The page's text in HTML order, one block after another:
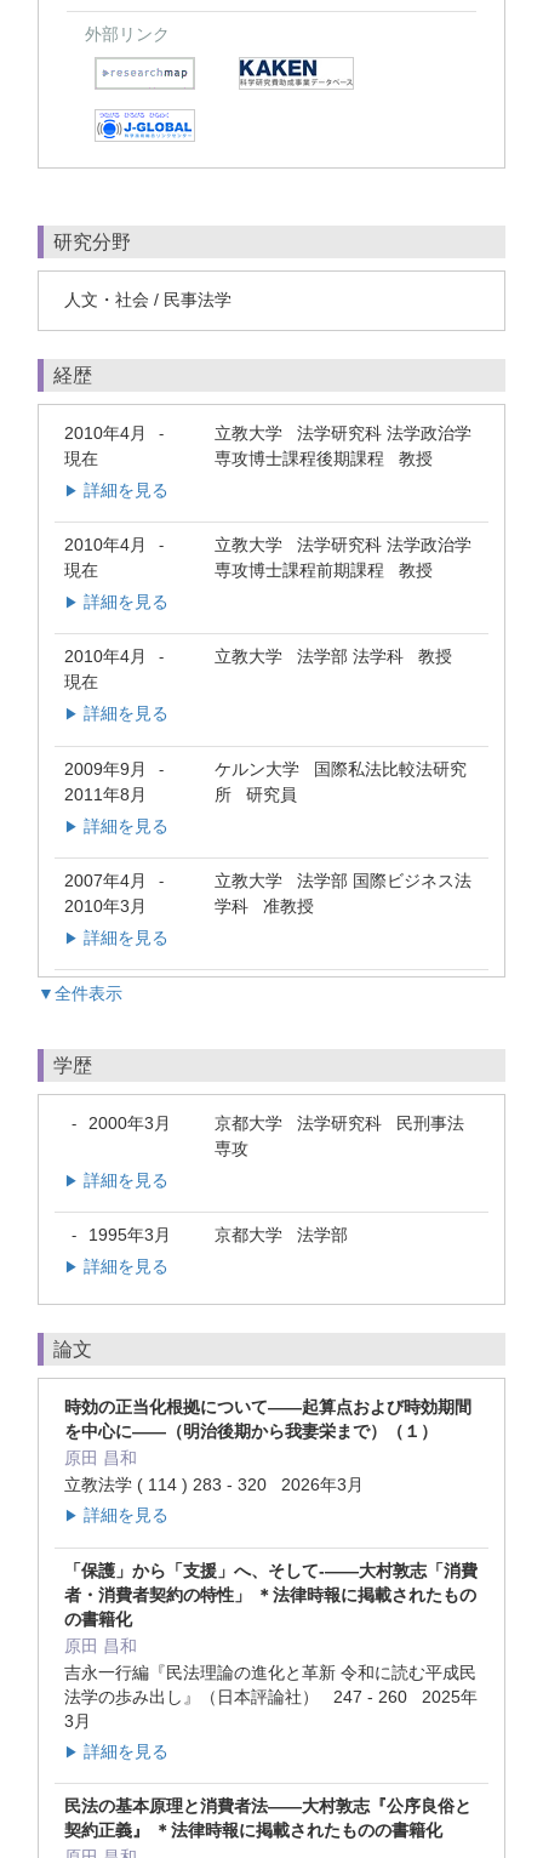
外部リンク
研究分野
人文・社会 / 民事法学
経歴
2010年4月 -
現在
立教大学 法学研究科 法学政治学
専攻博士課程後期課程 教授
▶ 詳細を見る
2010年4月 -
現在
立教大学 法学研究科 法学政治学
専攻博士課程前期課程 教授
▶ 詳細を見る
2010年4月 -
現在
立教大学 法学部 法学科 教授
▶ 詳細を見る
2009年9月 -
2011年8月
ケルン大学 国際私法比較法研究
所 研究員
▶ 詳細を見る
2007年4月 -
2010年3月
立教大学 法学部 国際ビジネス法
学科 准教授
▶ 詳細を見る
▼全件表示
学歴
- 2000年3月
京都大学 法学研究科 民刑事法
専攻
▶ 詳細を見る
- 1995年3月 京都大学 法学部
▶ 詳細を見る
論文
時効の正当化根拠について――起算点および時効期間
を中心に――（明治後期から我妻栄まで）（１）
原田 昌和
立教法学 ( 114 ) 283 - 320 2026年3月
▶ 詳細を見る
「保護」から「支援」へ、そして-――大村敦志「消費
者・消費者契約の特性」 ＊法律時報に掲載されたもの
の書籍化
原田 昌和
吉永一行編『民法理論の進化と革新 令和に読む平成民
法学の歩み出し』（日本評論社） 247 - 260 2025年
3月
▶ 詳細を見る
民法の基本原理と消費者法――大村敦志『公序良俗と
契約正義』 ＊法律時報に掲載されたものの書籍化